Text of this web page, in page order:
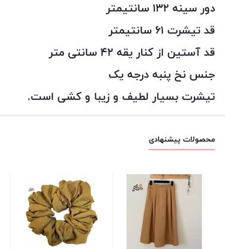
دور سینه ۱۳۲ سانتیمتر
قد تیشرت ۶۱ سانتیمتر
قد آستین از کنار یقه ۴۲ سانتی متر
جنس نخ پنبه درجه یک
تیشرت بسیار لطیف و زیبا و کشی است.
محصولات پیشنهادی